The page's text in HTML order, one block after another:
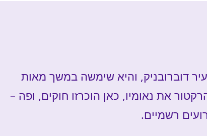
דוברובניק, והיא שימשה במשך מאות
את נאומיו, כאן הוכרזו חוקים, ופה –
רשמיים.